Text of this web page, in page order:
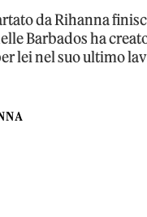
da Rihanna
Barbados ha
lei nel suo ultimo